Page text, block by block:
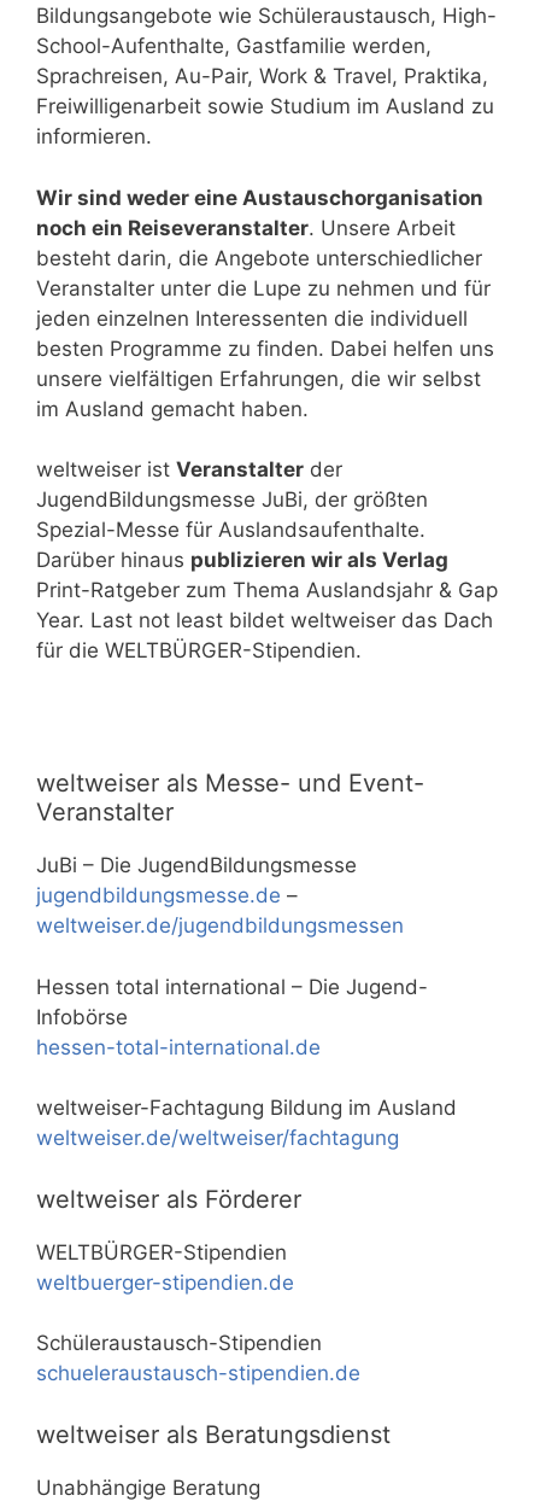
Bildungsangebote wie Schüleraustausch, High-
School-Aufenthalte, Gastfamilie werden,
Sprachreisen, Au-Pair, Work & Travel, Praktika,
Freiwilligenarbeit sowie Studium im Ausland zu
informieren.
Wir sind weder eine Austauschorganisation
noch ein Reiseveranstalter. Unsere Arbeit
besteht darin, die Angebote unterschiedlicher
Veranstalter unter die Lupe zu nehmen und für
jeden einzelnen Interessenten die individuell
besten Programme zu finden. Dabei helfen uns
unsere vielfältigen Erfahrungen, die wir selbst
im Ausland gemacht haben.
weltweiser ist Veranstalter der
JugendBildungsmesse JuBi, der größten
Spezial-Messe für Auslandsaufenthalte.
Darüber hinaus publizieren wir als Verlag
Print-Ratgeber zum Thema Auslandsjahr & Gap
Year. Last not least bildet weltweiser das Dach
für die WELTBÜRGER-Stipendien.
weltweiser als Messe- und Event-
Veranstalter
JuBi – Die JugendBildungsmesse
jugendbildungsmesse.de –
weltweiser.de/jugendbildungsmessen
Hessen total international – Die Jugend-
Infobörse
hessen-total-international.de
weltweiser-Fachtagung Bildung im Ausland
weltweiser.de/weltweiser/fachtagung
weltweiser als Förderer
WELTBÜRGER-Stipendien
weltbuerger-stipendien.de
Schüleraustausch-Stipendien
schueleraustausch-stipendien.de
weltweiser als Beratungsdienst
Unabhängige Beratung